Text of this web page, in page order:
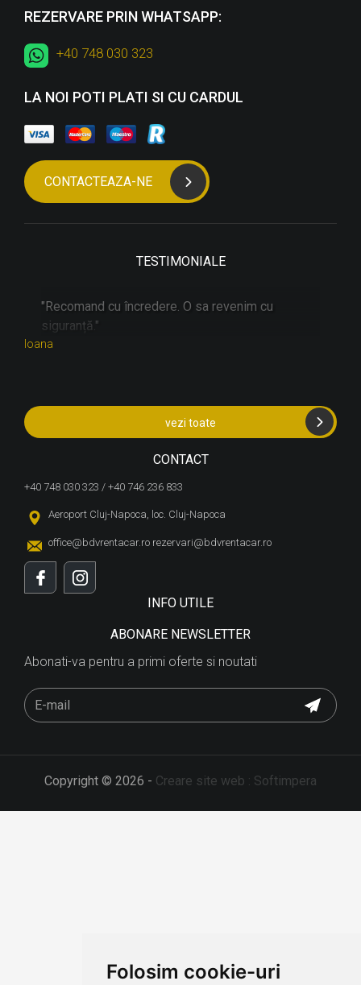
We use cookies
Folosim cookie-uri
REZERVARE PRIN WHATSAPP:
+40 748 030 323
LA NOI POTI PLATI SI CU CARDUL
CONTACTEAZA-NE
TESTIMONIALE
"Recomand cu încredere. O sa revenim cu
siguranță."
Ioana
vezi toate
CONTACT
+40 748 030 323 / +40 746 236 833
Aeroport Cluj-Napoca, loc. Cluj-Napoca
office@bdvrentacar.ro rezervari@bdvrentacar.ro
INFO UTILE
ABONARE NEWSLETTER
Abonati-va pentru a primi oferte si noutati
Copyright © 2026 - Creare site web : Softimpera